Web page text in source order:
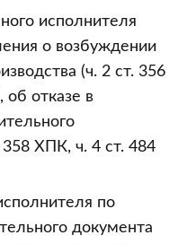
исполнителя
о возбуждении
(ч. 2 ст. 356
отказе в
358 ХПК, ч. 4 ст. 484
по
документа